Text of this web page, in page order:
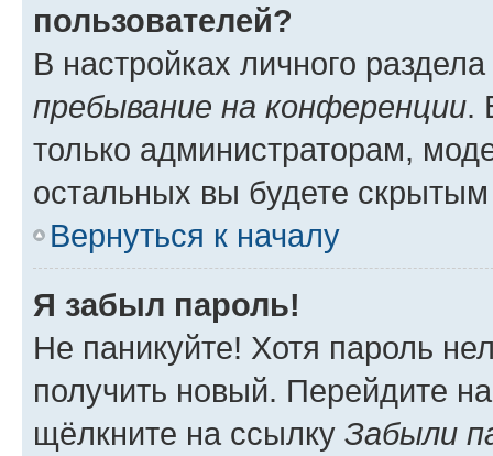
пользователей?
В настройках личного
пребывание на конференции.
только администраторам,
остальных вы будете
Вернуться к началу
Я забыл пароль!
Не паникуйте! Хотя пароль
получить новый. Перейдите
щёлкните на ссылку Забыли